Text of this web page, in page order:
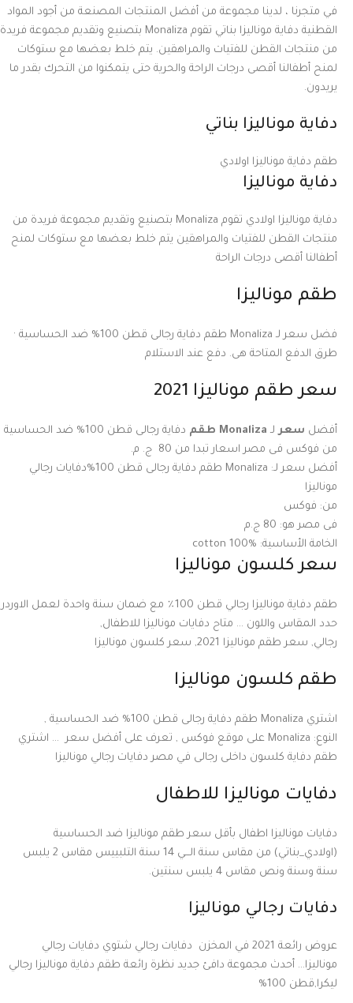
في متجرنا ، لدينا مجموعة من أفضل المنتجات المصنعة من أجود المواد
القطنية دفاية موناليزا بناتي تقوم Monaliza بتصنيع وتقديم مجموعة فريدة
من منتجات القطن للفتيات والمراهقين. يتم خلط بعضها مع ستوكات
لمنح أطفالنا أقصى درجات الراحة والحرية حتى يتمكنوا من التحرك بقدر ما
يريدون.
دفاية موناليزا بناتي
طقم دفاية موناليزا اولادي
دفاية موناليزا
دفاية موناليزا اولادي تقوم Monaliza بتصنيع وتقديم مجموعة فريدة من
منتجات القطن للفتيات والمراهقين يتم خلط بعضها مع ستوكات لمنح
أطفالنا أقصى درجات الراحة
طقم موناليزا
فضل سعر لـ Monaliza طقم دفاية رجالى قطن 100% ضد الحساسية ·
طرق الدفع المتاحة هى. دفع عند الاستلام
سعر طقم موناليزا 2021
أفضل سعر لـ Monaliza طقم
دفاية رجالى قطن 100% ضد الحساسية
من فوكس فى مصر اسعار تبدا من 80 ج. م.
أفضل سعر لـ:
Monaliza طقم دفاية رجالى قطن 100%دفايات رجالي
موناليزا
من: فوكس
فى مصر هو: 80 ج.م
الخامة الأساسية: cotton 100%
سعر كلسون موناليزا
طقم دفاية موناليزا رجالي قطن 100٪ مع ضمان سنة واحدة لعمل الاوردر
حدد المقاس واللون … متاح دفايات موناليزا للاطفال,
رجالي, سعر طقم موناليزا 2021, سعر كلسون موناليزا
طقم كلسون موناليزا
اشتري Monaliza طقم دفاية رجالى قطن 100% ضد الحساسية ,
النوع: Monaliza على موقع فوكس , تعرف على أفضل سعر … اشتري
طقم دفاية كلسون داخلى رجالى في مصر دفايات رجالي موناليزا
دفايات موناليزا للاطفال
دفايات موناليزا اطفال بأقل سعر طقم موناليزا ضد الحساسية
(اولادي_بناتي) من مقاس سنة الـــي 14 سنة التلبييس مقاس 2 يلبس
سنة وسنة ونص مقاس 4 يلبس سنتين.
دفايات رجالي موناليزا
عروض رائعة 2021 في المخزن دفايات رجالي شتوي دفايات رجالي
موناليزا… أحدث مجموعة دافئ جديد نظرة رائعة طقم دفاية موناليزا رجالي
ليكرا,قطن 100%